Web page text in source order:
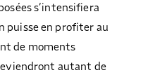
s’intensifiera
puisse en profiter au
de moments
autant de